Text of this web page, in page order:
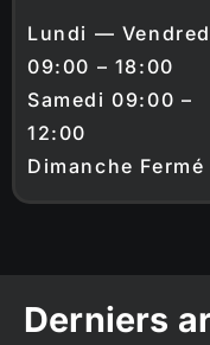
Lundi —
09:00 – 18:00
Samedi 09:00 –
12:00
Dimanche Fermé
Derniers